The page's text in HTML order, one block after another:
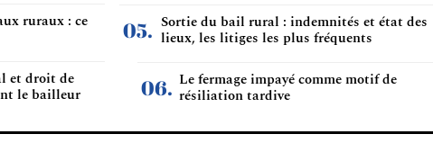
ruraux : ce
et droit de
le bailleur
Sortie du bail rural : indemnités et état des
lieux, les litiges les plus fréquents
Le fermage impayé comme motif de
résiliation tardive